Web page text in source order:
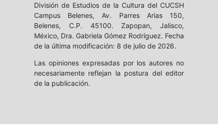
División de Estudios de la Cultura del CUCSH
Campus Belenes, Av. Parres Arias 150,
Belenes, C.P. 45100. Zapopan, Jalisco,
México, Dra. Gabriela Gómez Rodríguez. Fecha
de la última modificación: 8 de julio de 2026.
Las opiniones expresadas por los autores no
necesariamente reflejan la postura del editor
de la publicación.